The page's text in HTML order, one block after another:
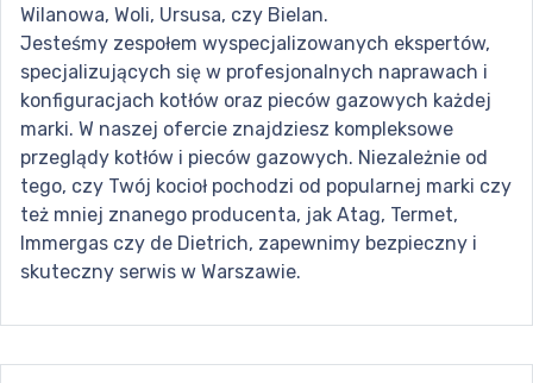
Wilanowa, Woli, Ursusa, czy Bielan.
Jesteśmy zespołem wyspecjalizowanych ekspertów,
specjalizujących się w profesjonalnych naprawach i
konfiguracjach kotłów oraz pieców gazowych każdej
marki. W naszej ofercie znajdziesz kompleksowe
przeglądy kotłów i pieców gazowych. Niezależnie od
tego, czy Twój kocioł pochodzi od popularnej marki czy
też mniej znanego producenta, jak Atag, Termet,
Immergas czy de Dietrich, zapewnimy bezpieczny i
skuteczny serwis w Warszawie.